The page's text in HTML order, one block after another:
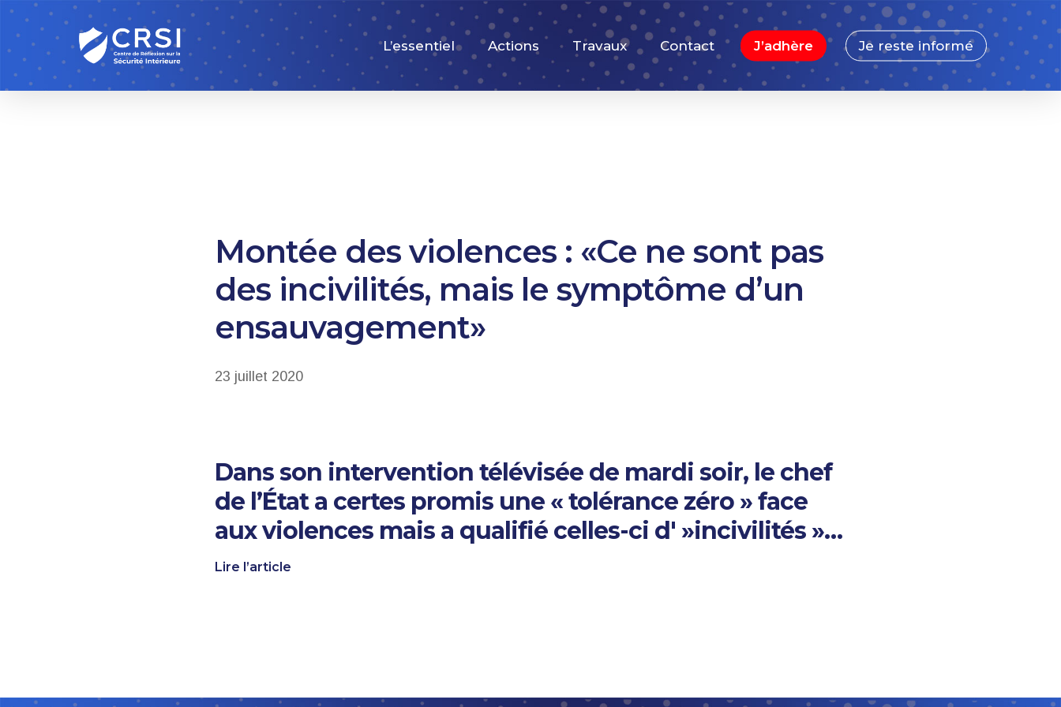
Skip
main
content
L’essentiel Actions Travaux Contact J’adhère Je reste informé
Montée des violences : «Ce ne sont pas
des incivilités, mais le symptôme d’un
ensauvagement»
23 juillet 2020
Dans son intervention télévisée de mardi soir, le chef
de l’État a certes promis une « tolérance zéro » face
aux violences mais a qualifié celles-ci d' »incivilités »…
Lire l’article